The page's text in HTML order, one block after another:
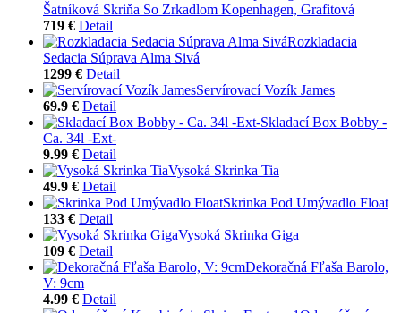
Šatníková Skriňa So Zrkadlom Kopenhagen, Grafitová
719 € Detail
Rozkladacia
Sedacia Súprava Alma Sivá
1299 € Detail
Servírovací Vozík James
69.9 € Detail
Skladací Box Bobby -
Ca. 34l -Ext-
9.99 € Detail
Vysoká Skrinka Tia
49.9 € Detail
Skrinka Pod Umývadlo Float
133 € Detail
Vysoká Skrinka Giga
109 € Detail
Dekoračná Fľaša Barolo,
V: 9cm
4.99 € Detail